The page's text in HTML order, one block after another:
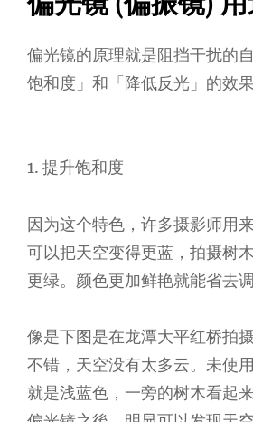
偏光镜的原理就是阻挡干扰的
饱和度」和「降低反光」的效果
1. 提升饱和度
因为这个特色，许多摄影师用
可以把天空变得更蓝，拍摄树
更绿。颜色更加鲜艳就能省去调
像是下图是在龙潭大平红桥拍
不错，天空没有太多云。未使
就是浅蓝色，一旁的树木看起